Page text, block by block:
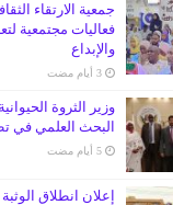
جمعية الارتقاء
فعاليات مجتمعية
والإبداع
‏3 أيام مضت
وزير الثروة
البحث العلمي في
‏5 أيام مضت
إعلان انطلاق الوثبة